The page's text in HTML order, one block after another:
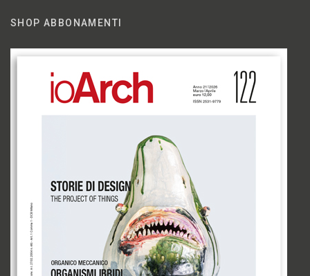
SHOP ABBONAMENTI